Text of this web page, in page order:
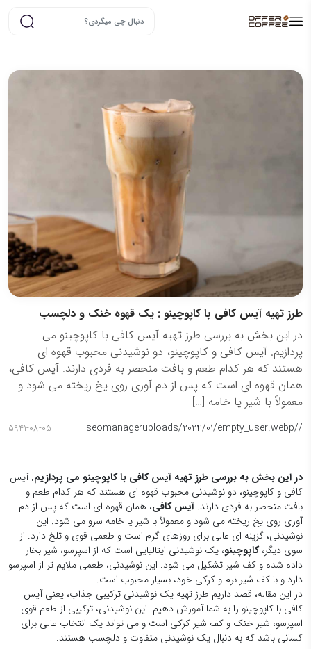
طرز تهیه آیس کافی با کاپوچینو : یک قهوه خنک و دلچسب
در این بخش به بررسی طرز تهیه آیس کافی با کاپوچینو می
پردازیم. آیس کافی و کاپوچینو، دو نوشیدنی محبوب قهوه ای
هستند که هر کدام طعم و بافت منحصر به فردی دارند. آیس کافی،
همان قهوه ای است که پس از دم آوری روی یخ ریخته می شود و
معمولاً با شیر یا خامه […]
/
/uploads/2024/01/empty_user.webp
seomanager
5941-08-05
در این بخش به بررسی طرز تهیه آیس کافی با کاپوچینو می پردازیم.آیس
کافی و کاپوچینو، دو نوشیدنی محبوب قهوه ای هستند که هر کدام طعم و
بافت منحصر به فردی دارند. آیس کافی، همان قهوه ای است که پس از دم
آوری روی یخ ریخته می شود و معمولاً با شیر یا خامه سرو می شود. این
نوشیدنی، گزینه ای عالی برای روزهای گرم است و طعمی قوی و تلخ دارد. از
سوی دیگر،کاپوچینو، یک نوشیدنی ایتالیایی است که از اسپرسو، شیر بخار
داده شده و کف شیر تشکیل می شود. این نوشیدنی، طعمی ملایم تر از اسپرسو
دارد و با کف شیر نرم و کرکی خود، بسیار محبوب است.
در این مقاله، قصد داریم طرز تهیه یک نوشیدنی ترکیبی جذاب، یعنی آیس
کافی با کاپوچینو را به شما آموزش دهیم. این نوشیدنی، ترکیبی از طعم قوی
اسپرسو، شیر خنک و کف شیر کرکی است و می تواند یک انتخاب عالی برای
کسانی باشد که به دنبال یک نوشیدنی متفاوت و دلچسب هستند.